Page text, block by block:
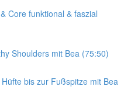
Core funktional & faszial
Shoulders mit Bea (75:50)
bis zur Fußspitze mit Bea